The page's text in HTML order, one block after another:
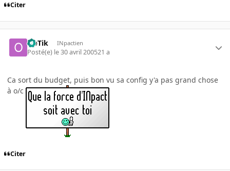
Citer
OpTik INpactien
Posté(e) le 30 avril 200521 a
Ca sort du budget, puis bon vu sa config y'a pas grand chose
à o/c
Citer